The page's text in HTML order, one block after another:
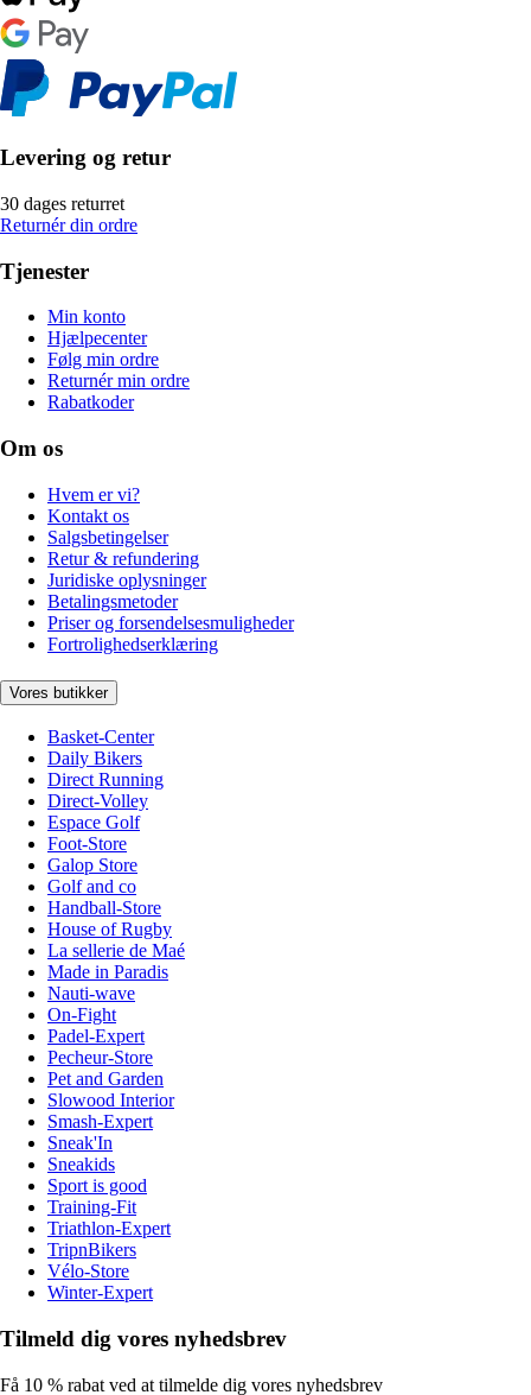
Levering og retur
30 dages returret
Returnér din ordre
Tjenester
Min konto
Hjælpecenter
Følg min ordre
Returnér min ordre
Rabatkoder
Om os
Hvem er vi?
Kontakt os
Salgsbetingelser
Retur & refundering
Juridiske oplysninger
Betalingsmetoder
Priser og forsendelsesmuligheder
Fortrolighedserklæring
Vores butikker
Basket-Center
Daily Bikers
Direct Running
Direct-Volley
Espace Golf
Foot-Store
Galop Store
Golf and co
Handball-Store
House of Rugby
La sellerie de Maé
Made in Paradis
Nauti-wave
On-Fight
Padel-Expert
Pecheur-Store
Pet and Garden
Slowood Interior
Smash-Expert
Sneak'In
Sneakids
Sport is good
Training-Fit
Triathlon-Expert
TripnBikers
Vélo-Store
Winter-Expert
Tilmeld dig vores nyhedsbrev
Få 10 % rabat ved at tilmelde dig vores nyhedsbrev